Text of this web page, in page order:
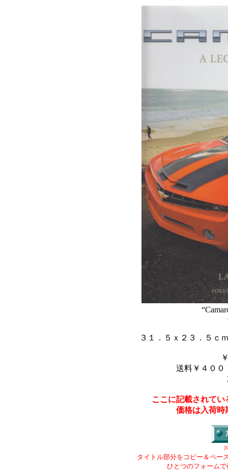
３１．５ｘ２３．５ｃ
送料￥４００
ここに記載されて
価格は入荷時
タイトル部分をコピー＆ペー
ひとつのフォーム